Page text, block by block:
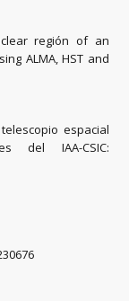
región of an
ALMA, HST and
espacial
del IAA-CSIC: